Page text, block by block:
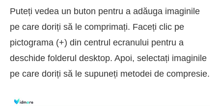
Puteți vedea un buton pentru a adăuga imaginile
pe care doriți să le comprimați. Faceți clic pe
pictograma (+) din centrul ecranului pentru a
deschide folderul desktop. Apoi, selectați imaginile
pe care doriți să le supuneți metodei de compresie.